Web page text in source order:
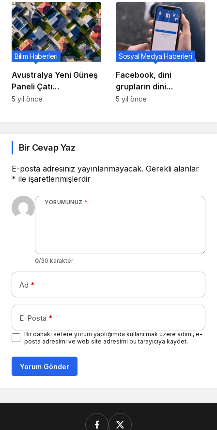
Avustralya Yeni Güneş
Paneli Çatı
Kurulumlarında Büyük
Bilim Haberleri
5 yıl önce
Facebook, dini
grupların dini
hizmetleri için
Sosyal Medya Haberleri
5 yıl önce
Bir Cevap Yaz
E-posta adresiniz yayınlanmayacak. Gerekli alanlar
* ile işaretlenmişlerdir
YORUMUNUZ *
0/30 karakter
Ad *
E-Posta *
Bir dahaki sefere yorum yaptığımda kullanılmak üzere adımı, e-
posta adresimi ve web site adresimi bu tarayıcıya kaydet.
Yorum Gönder